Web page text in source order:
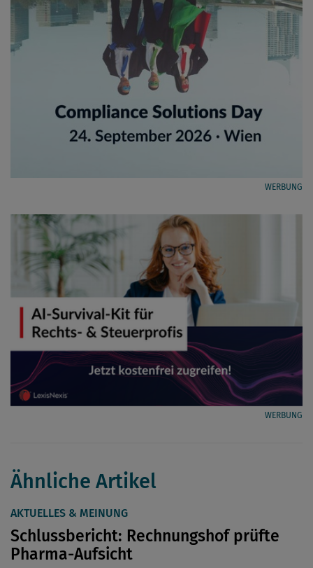
WERBUNG
WERBUNG
Ähnliche Artikel
AKTUELLES & MEINUNG
Schlussbericht: Rechnungshof prüfte
Pharma-Aufsicht